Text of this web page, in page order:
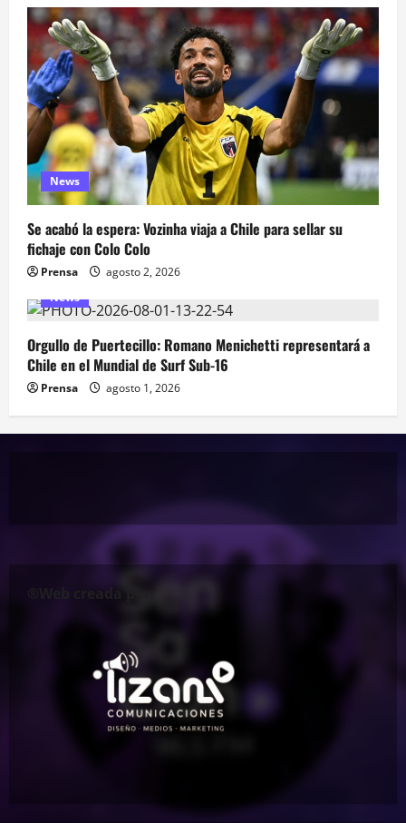
News
Se acabó la espera: Vozinha viaja a Chile para sellar su
fichaje con Colo Colo
Prensa
agosto 2, 2026
News
Orgullo de Puertecillo: Romano Menichetti representará a
Chile en el Mundial de Surf Sub-16
Prensa agosto 1, 2026
®Web creada por: